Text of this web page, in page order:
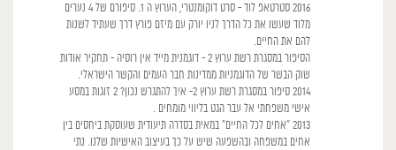
2016 סטרטאפ לוד - סרט דוקומנטרי, הערוץ ה 1. סיפורם של 4 נערים
מלוד שעשו את כל הדרך לניו יורק עם מיזם פורץ דרך שעתיד לשנות
להם את החיים.
הסיפור במסגרת רשת ערוץ 2 - דוגמנית מייד אין רוסיה - תחקיר אודות
שוק הבשר של הדוגמניות ממדינות חבר העמים והקשר הישראלי.
2014 סיפור במסגרת רשת ערוץ 2- איך להתגרש נכון? 2 זוגות במסע
אישי משפחתי אל עבר הגט בליווי מומחים .
2013 ״אחים לכל החיים״ במאית בסדרה תיעודית שעוסקת ביחסים בין
אחים במשפחה ובהשפעה שיש על כך בעיצוב האישיות שלנו. נתי